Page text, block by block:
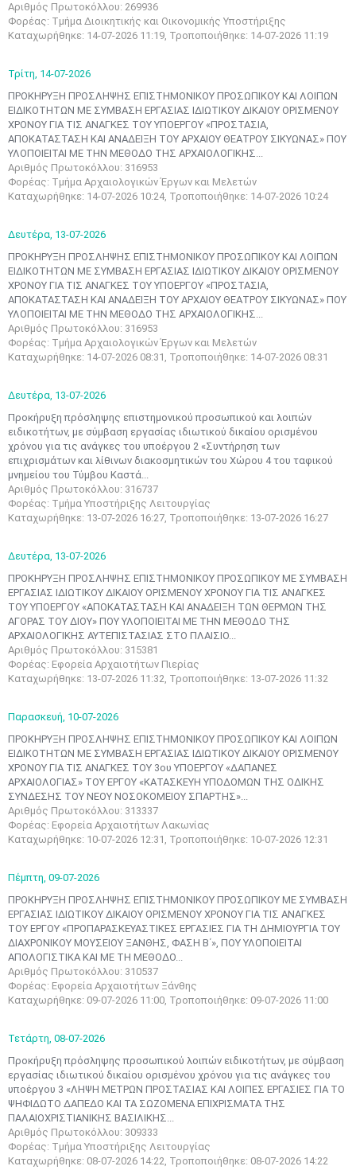
Αριθμός Πρωτοκόλλου: 269936
Φορέας: Τμήμα Διοικητικής και Οικονομικής Υποστήριξης
Καταχωρήθηκε: 14-07-2026 11:19, Τροποποιήθηκε: 14-07-2026 11:19
Τρίτη, 14-07-2026
ΠΡΟΚΗΡΥΞΗ ΠΡΟΣΛΗΨΗΣ ΕΠΙΣΤΗΜΟΝΙΚΟΥ ΠΡΟΣΩΠΙΚΟΥ ΚΑΙ ΛΟΙΠΩΝ
EΙΔΙΚΟΤΗΤΩΝ ΜΕ ΣΥΜΒΑΣΗ ΕΡΓΑΣΙΑΣ ΙΔΙΩΤΙΚΟΥ ΔΙΚΑΙΟΥ ΟΡΙΣΜΕΝΟΥ
ΧΡΟΝΟΥ ΓΙΑ ΤΙΣ ΑΝΑΓΚΕΣ ΤΟΥ ΥΠΟΕΡΓΟΥ «ΠΡΟΣΤΑΣΙΑ,
ΑΠΟΚΑΤΑΣΤΑΣΗ ΚΑΙ ΑΝΑΔΕΙΞΗ ΤΟΥ ΑΡΧΑΙΟΥ ΘΕΑΤΡΟΥ ΣΙΚΥΩΝΑΣ» ΠΟΥ
ΥΛΟΠΟΙΕΙΤΑΙ ΜΕ ΤΗΝ ΜΕΘΟΔΟ ΤΗΣ ΑΡΧΑΙΟΛΟΓΙΚΗΣ...
Αριθμός Πρωτοκόλλου: 316953
Φορέας: Τμήμα Αρχαιολογικών Έργων και Μελετών
Καταχωρήθηκε: 14-07-2026 10:24, Τροποποιήθηκε: 14-07-2026 10:24
Δευτέρα, 13-07-2026
ΠΡΟΚΗΡΥΞΗ ΠΡΟΣΛΗΨΗΣ ΕΠΙΣΤΗΜΟΝΙΚΟΥ ΠΡΟΣΩΠΙΚΟΥ ΚΑΙ ΛΟΙΠΩΝ
EΙΔΙΚΟΤΗΤΩΝ ΜΕ ΣΥΜΒΑΣΗ ΕΡΓΑΣΙΑΣ ΙΔΙΩΤΙΚΟΥ ΔΙΚΑΙΟΥ ΟΡΙΣΜΕΝΟΥ
ΧΡΟΝΟΥ ΓΙΑ ΤΙΣ ΑΝΑΓΚΕΣ ΤΟΥ ΥΠΟΕΡΓΟΥ «ΠΡΟΣΤΑΣΙΑ,
ΑΠΟΚΑΤΑΣΤΑΣΗ ΚΑΙ ΑΝΑΔΕΙΞΗ ΤΟΥ ΑΡΧΑΙΟΥ ΘΕΑΤΡΟΥ ΣΙΚΥΩΝΑΣ» ΠΟΥ
ΥΛΟΠΟΙΕΙΤΑΙ ΜΕ ΤΗΝ ΜΕΘΟΔΟ ΤΗΣ ΑΡΧΑΙΟΛΟΓΙΚΗΣ...
Αριθμός Πρωτοκόλλου: 316953
Φορέας: Τμήμα Αρχαιολογικών Έργων και Μελετών
Καταχωρήθηκε: 14-07-2026 08:31, Τροποποιήθηκε: 14-07-2026 08:31
Δευτέρα, 13-07-2026
Προκήρυξη πρόσληψης επιστημονικού προσωπικού και λοιπών
ειδικοτήτων, με σύμβαση εργασίας ιδιωτικού δικαίου ορισμένου
χρόνου για τις ανάγκες του υποέργου 2 «Συντήρηση των
επιχρισμάτων και λίθινων διακοσμητικών του Χώρου 4 του ταφικού
μνημείου του Τύμβου Καστά...
Αριθμός Πρωτοκόλλου: 316737
Φορέας: Τμήμα Υποστήριξης Λειτουργίας
Καταχωρήθηκε: 13-07-2026 16:27, Τροποποιήθηκε: 13-07-2026 16:27
Δευτέρα, 13-07-2026
ΠΡΟΚΗΡΥΞΗ ΠΡΟΣΛΗΨΗΣ ΕΠΙΣΤΗΜΟΝΙΚΟΥ ΠΡΟΣΩΠΙΚΟΥ ΜΕ ΣΥΜΒΑΣΗ
ΕΡΓΑΣΙΑΣ ΙΔΙΩΤΙΚΟΥ ΔΙΚΑΙΟΥ ΟΡΙΣΜΕΝΟΥ ΧΡΟΝΟΥ ΓΙΑ ΤΙΣ ΑΝΑΓΚΕΣ
ΤΟΥ ΥΠΟΕΡΓΟΥ «ΑΠΟΚΑΤΑΣΤΑΣΗ ΚΑΙ ΑΝΑΔΕΙΞΗ ΤΩΝ ΘΕΡΜΩΝ ΤΗΣ
ΑΓΟΡΑΣ ΤΟΥ ΔΙΟΥ» ΠΟΥ ΥΛΟΠΟΙΕΙΤΑΙ ΜΕ ΤΗΝ ΜΕΘΟΔΟ ΤΗΣ
ΑΡΧΑΙΟΛΟΓΙΚΗΣ ΑΥΤΕΠΙΣΤΑΣΙΑΣ ΣΤΟ ΠΛΑΙΣΙΟ...
Αριθμός Πρωτοκόλλου: 315381
Φορέας: Εφορεία Αρχαιοτήτων Πιερίας
Καταχωρήθηκε: 13-07-2026 11:32, Τροποποιήθηκε: 13-07-2026 11:32
Παρασκευή, 10-07-2026
ΠΡΟΚΗΡΥΞΗ ΠΡΟΣΛΗΨΗΣ ΕΠΙΣΤΗΜΟΝΙΚΟΥ ΠΡΟΣΩΠΙΚΟΥ ΚΑΙ ΛΟΙΠΩΝ
EΙΔΙΚΟΤΗΤΩΝ ΜΕ ΣΥΜΒΑΣΗ ΕΡΓΑΣΙΑΣ ΙΔΙΩΤΙΚΟΥ ΔΙΚΑΙΟΥ ΟΡΙΣΜΕΝΟΥ
ΧΡΟΝΟΥ ΓΙΑ ΤΙΣ ΑΝΑΓΚΕΣ ΤΟΥ 3ου ΥΠΟΕΡΓΟΥ «ΔΑΠΑΝΕΣ
ΑΡΧΑΙΟΛΟΓΙΑΣ» ΤΟΥ ΕΡΓΟΥ «ΚΑΤΑΣΚΕΥΗ ΥΠΟΔΟΜΩΝ ΤΗΣ ΟΔΙΚΗΣ
ΣΥΝΔΕΣΗΣ ΤΟΥ ΝΕΟΥ ΝΟΣΟΚΟΜΕΙΟΥ ΣΠΑΡΤΗΣ»...
Αριθμός Πρωτοκόλλου: 313337
Φορέας: Εφορεία Αρχαιοτήτων Λακωνίας
Καταχωρήθηκε: 10-07-2026 12:31, Τροποποιήθηκε: 10-07-2026 12:31
Πέμπτη, 09-07-2026
ΠΡΟΚΗΡΥΞΗ ΠΡΟΣΛΗΨΗΣ ΕΠΙΣΤΗΜΟΝΙΚΟΥ ΠΡΟΣΩΠΙΚΟΥ ΜΕ ΣΥΜΒΑΣΗ
ΕΡΓΑΣΙΑΣ ΙΔΙΩΤΙΚΟΥ ΔΙΚΑΙΟΥ ΟΡΙΣΜΕΝΟΥ ΧΡΟΝΟΥ ΓΙΑ ΤΙΣ ΑΝΑΓΚΕΣ
ΤΟΥ ΕΡΓΟΥ «ΠΡΟΠΑΡΑΣΚΕΥΑΣΤΙΚΕΣ ΕΡΓΑΣΙΕΣ ΓΙΑ ΤΗ ΔΗΜΙΟΥΡΓΙΑ ΤΟΥ
ΔΙΑΧΡΟΝΙΚΟΥ ΜΟΥΣΕΙΟΥ ΞΑΝΘΗΣ, ΦΑΣΗ Β΄», ΠΟΥ ΥΛΟΠΟΙΕΙΤΑΙ
ΑΠΟΛΟΓΙΣΤΙΚΑ ΚΑΙ ΜΕ ΤΗ ΜΕΘΟΔΟ...
Αριθμός Πρωτοκόλλου: 310537
Φορέας: Εφορεία Αρχαιοτήτων Ξάνθης
Καταχωρήθηκε: 09-07-2026 11:00, Τροποποιήθηκε: 09-07-2026 11:00
Τετάρτη, 08-07-2026
Προκήρυξη πρόσληψης προσωπικού λοιπών ειδικοτήτων, με σύμβαση
εργασίας ιδιωτικού δικαίου ορισμένου χρόνου για τις ανάγκες του
υποέργου 3 «ΛΗΨΗ ΜΕΤΡΩΝ ΠΡΟΣΤΑΣΙΑΣ ΚΑΙ ΛΟΙΠΕΣ ΕΡΓΑΣΙΕΣ ΓΙΑ ΤΟ
ΨΗΦΙΔΩΤΟ ΔΑΠΕΔΟ ΚΑΙ ΤΑ ΣΩΖΟΜΕΝΑ ΕΠΙΧΡΙΣΜΑΤΑ ΤΗΣ
ΠΑΛΑΙΟΧΡΙΣΤΙΑΝΙΚΗΣ ΒΑΣΙΛΙΚΗΣ...
Αριθμός Πρωτοκόλλου: 309333
Φορέας: Τμήμα Υποστήριξης Λειτουργίας
Καταχωρήθηκε: 08-07-2026 14:22, Τροποποιήθηκε: 08-07-2026 14:22
• •